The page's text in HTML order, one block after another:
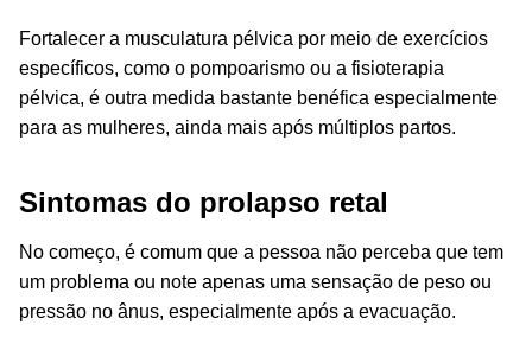
Fortalecer a musculatura pélvica por meio de exercícios
específicos, como o pompoarismo ou a fisioterapia
pélvica, é outra medida bastante benéfica especialmente
para as mulheres, ainda mais após múltiplos partos.
Sintomas do prolapso retal
No começo, é comum que a pessoa não perceba que tem
um problema ou note apenas uma sensação de peso ou
pressão no ânus, especialmente após a evacuação.